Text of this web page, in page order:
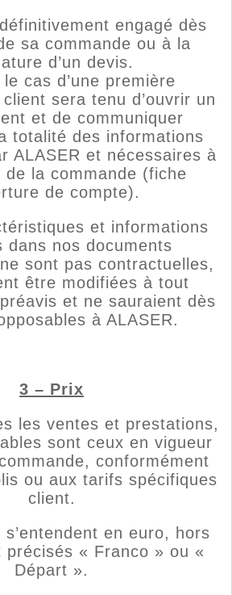
engagé dès
sa commande ou à la
d’un devis.
le cas d’une première
sera tenu d’ouvrir un
et de communiquer
totalité des informations
ALASER et nécessaires à
de la commande (fiche
de compte).
et informations
dans nos documents
sont pas contractuelles,
être modifiées à tout
et ne sauraient dès
à ALASER.
3 – Prix
les ventes et prestations,
sont ceux en vigueur
conformément
ou aux tarifs spécifiques
client.
en euro, hors
« Franco » ou «
Départ ».